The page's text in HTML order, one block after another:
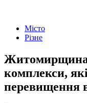
Місто
Різне
Житомирщина
комплекси,
перевищення